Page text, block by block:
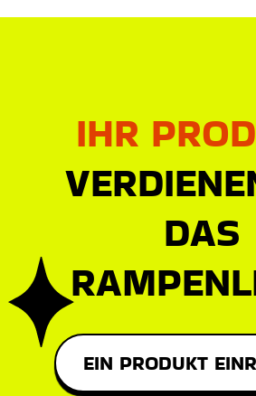
IHR
DAS
EIN PRODUKT